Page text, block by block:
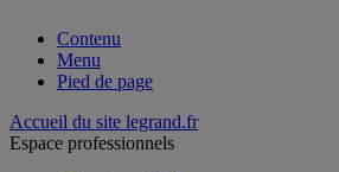
Contenu
Menu
Pied de page
Accueil du site legrand.fr
Espace professionnels